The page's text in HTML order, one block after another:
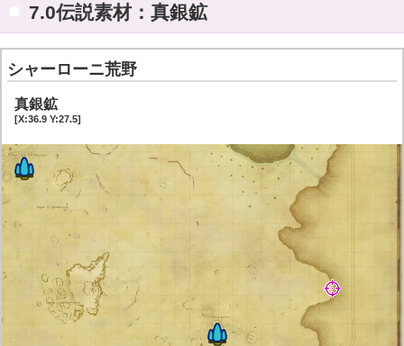
7.0伝説素材：真銀鉱
シャーローニ荒野
真銀鉱
[X:36.9 Y:27.5]